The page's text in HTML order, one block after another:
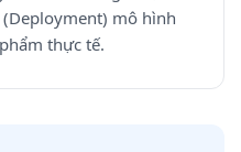
mô hình
thực tế.